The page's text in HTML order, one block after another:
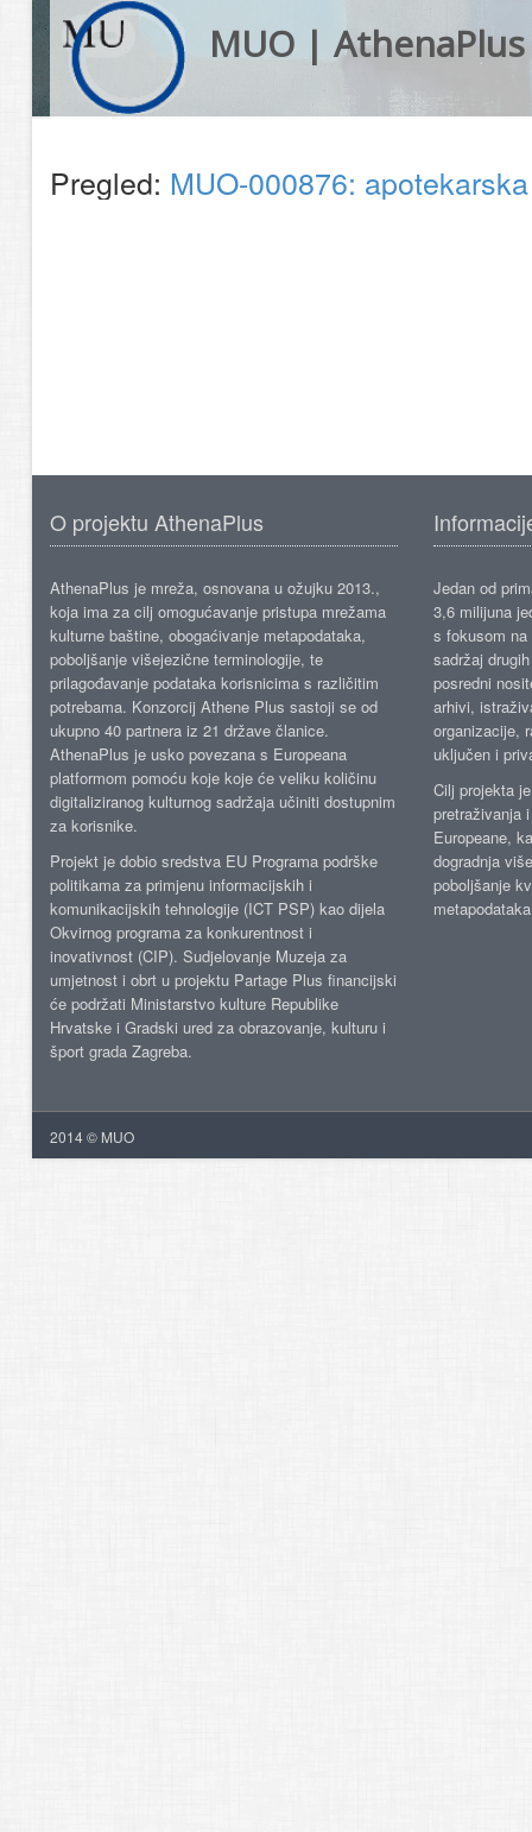
MUO | AthenaPlus
Pregled: MUO-000876:
O projektu AthenaPlus
AthenaPlus je mreža, osnovana u ožujku 2013.,
koja ima za cilj omogućavanje pristupa mrežama
kulturne baštine, obogaćivanje metapodataka,
poboljšanje višejezične terminologije, te
prilagođavanje podataka korisnicima s različitim
potrebama. Konzorcij Athene Plus sastoji se od
ukupno 40 partnera iz 21 države članice.
AthenaPlus je usko povezana s Europeana
platformom pomoću koje koje će veliku količinu
digitaliziranog kulturnog sadržaja učiniti dostupnim
za korisnike.
Projekt je dobio sredstva EU Programa podrške
politikama za primjenu informacijskih i
komunikacijskih tehnologije (ICT PSP) kao dijela
Okvirnog programa za konkurentnost i
inovativnost (CIP). Sudjelovanje Muzeja za
umjetnost i obrt u projektu Partage Plus financijski
će podržati Ministarstvo kulture Republike
Hrvatske i Gradski ured za obrazovanje, kulturu i
šport grada Zagreba.
Jedan od
3,6 milijuna
s fokusom
sadržaj
posredni
arhivi,
organizacije,
uključen i
Cilj projekta
pretraživanja
Europeane,
dogradnja
poboljšanje
2014 © MUO